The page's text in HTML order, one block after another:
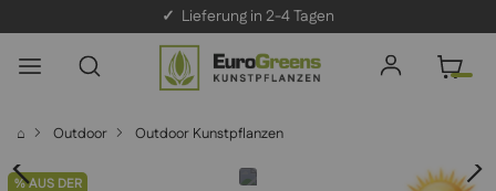
✓ Lieferung in 2-4 Tagen
⌂ Outdoor Outdoor Kunstpflanzen
% AUS DER